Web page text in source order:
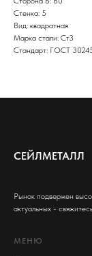
Стенка: 5
Вид: квадратная
Марка стали: Ст3
Стандарт: ГОСТ
СЕЙЛМЕТАЛЛ
Рынок подвержен
актуальных -
МЕНЮ